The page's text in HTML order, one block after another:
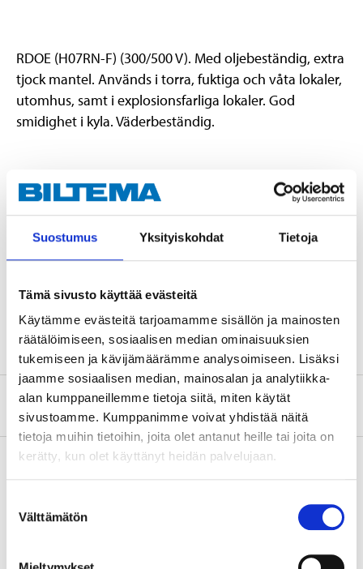
Suostumus Yksityiskohdat Tietoja
Tämä sivusto käyttää evästeitä
Käytämme evästeitä tarjoamamme sisällön ja mainosten
räätälöimiseen, sosiaalisen median ominaisuuksien
tukemiseen ja kävijämäärämme analysoimiseen. Lisäksi
jaamme sosiaalisen median, mainosalan ja analytiikka-
alan kumppaneillemme tietoja siitä, miten käytät
sivustoamme. Kumppanimme voivat yhdistää näitä
tietoja muihin tietoihin, joita olet antanut heille tai joita on
kerätty, kun olet käyttänyt heidän palvelujaan.
valinta
Välttämätön
RDOE (H07RN-F) (300/500 V). Med oljebeständig, extra
tjock mantel. Används i torra, fuktiga och våta lokaler,
utomhus, samt i explosionsfarliga lokaler. God
smidighet i kyla. Väderbeständig.
Teknisk specifikation
Kabeltyp
RDOE (H07RN-F)
Kabelarea
3G 1,5 mm²
Kabellängd
Om tillverkaren
Köp & Hämta i ditt varuhus inom 2 timmar!